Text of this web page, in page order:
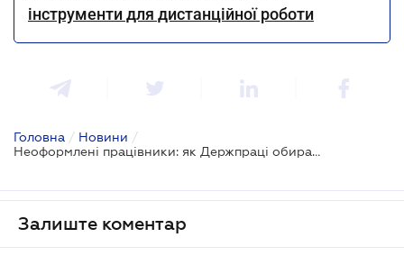
інструменти для дистанційної роботи
Головна / Новини /
Неоформлені працівники: як Держпраці обирає компанії та виявляє порушення
Залиште коментар